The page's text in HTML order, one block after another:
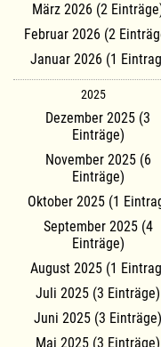
März 2026 (2
Februar 2026 (2
Januar 2026 (1
2025
Dezember 2025 (3
Einträge)
November 2025 (6
Einträge)
Oktober 2025 (1
September 2025 (4
Einträge)
August 2025 (1
Juli 2025 (3 Einträge)
Juni 2025 (3 Einträge)
Mai 2025 (3 Einträge)